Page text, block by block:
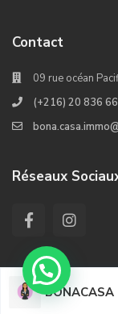
Contact
09 rue océan
(+216) 20 836
Réseaux
© 2022. Tous les
BONACASA